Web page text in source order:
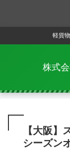
軽貨
株式
【大阪】
シーズン